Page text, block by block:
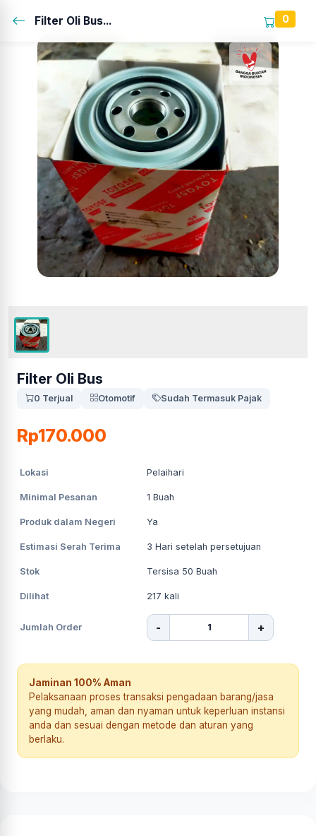
Filter Oli Bus... 0
Filter Oli Bus
0 Terjual Otomotif Sudah Termasuk Pajak
Rp170.000
Lokasi Pelaihari
Minimal Pesanan 1 Buah
Produk dalam Negeri Ya
Estimasi Serah Terima 3 Hari setelah persetujuan
Stok Tersisa 50 Buah
Dilihat 217 kali
Jumlah Order - +
Jaminan 100% Aman
Pelaksanaan proses transaksi pengadaan barang/jasa
yang mudah, aman dan nyaman untuk keperluan instansi
anda dan sesuai dengan metode dan aturan yang
berlaku.